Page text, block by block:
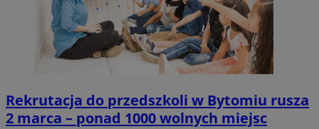
Rekrutacja do przedszkoli w Bytomiu rusza
2 marca – ponad 1000 wolnych miejsc